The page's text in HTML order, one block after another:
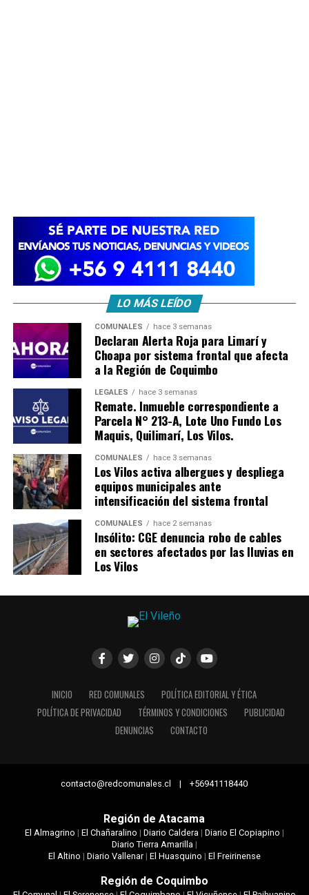
LO MÁS LEÍDO
COMUNALES hace 3 semanas
Declaran Alerta Roja para Limarí y
Choapa por sistema frontal que afecta
a la Región de Coquimbo
LEGALES hace 3 semanas
Remate. Inmueble correspondiente a
Parcela N° 213-A, Lote Uno Fundo Los
Maquis, Quilimarí, Los Vilos.
COMUNALES hace 3 semanas
Los Vilos activa albergues y despliega
equipos municipales ante
intensificación del sistema frontal
COMUNALES hace 2 semanas
Insólito: CGE denuncia robo de cables
en sectores afectados por las lluvias en
Los Vilos
INICIO RED COMUNALES
POLÍTICA EDITORIAL Y ÉTICA
POLÍTICA DE PRIVACIDAD
TÉRMINOS Y CONDICIONES
PUBLICIDAD
DENUNCIAS
CONTACTO
contacto@redcomunales.cl | +56941118440
Región de Atacama
El Almagrino | El Chañaralino | Diario Caldera| Diario El Copiapino |
Diario Tierra Amarilla|
El Altino | Diario Vallenar| El Huasquino | El Freirinense
Región de Coquimbo